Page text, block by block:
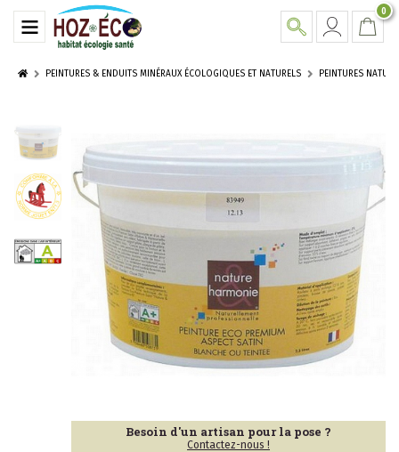
0
PEINTURES & ENDUITS MINÉRAUX ÉCOLOGIQUES ET NATURELS PEINTURES
Besoin d'un artisan pour la pose ?
Contactez-nous !